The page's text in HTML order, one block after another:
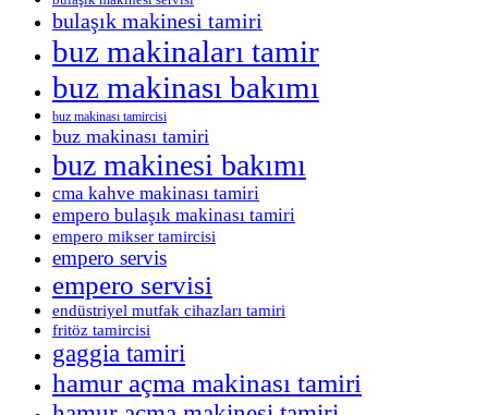
bulaşık makinesi tamiri
buz makinaları tamir
buz makinası bakımı
buz makinası tamircisi
buz makinası tamiri
buz makinesi bakımı
cma kahve makinası tamiri
empero bulaşık makinası tamiri
empero mikser tamircisi
empero servis
empero servisi
endüstriyel mutfak cihazları tamiri
fritöz tamircisi
gaggia tamiri
hamur açma makinası tamiri